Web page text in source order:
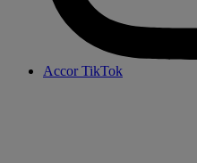
Accor TikTok